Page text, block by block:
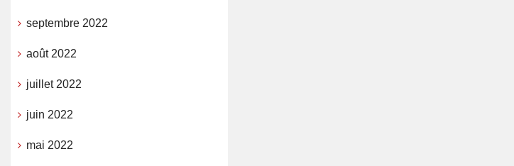
septembre 2022
août 2022
juillet 2022
juin 2022
mai 2022